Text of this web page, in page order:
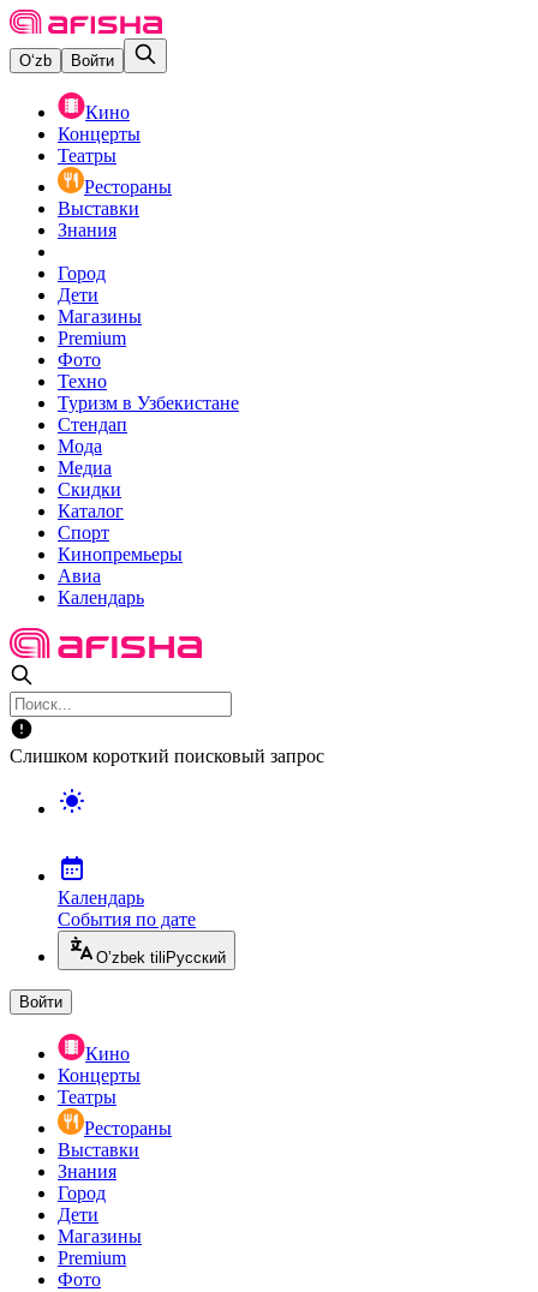
O‘zb Войти
Кино
Концерты
Театры
Рестораны
Выставки
Знания
Город
Дети
Магазины
Premium
Фото
Техно
Туризм в Узбекистане
Стендап
Мода
Медиа
Скидки
Каталог
Спорт
Кинопремьеры
Авиа
Календарь
Слишком короткий поисковый запрос
Календарь
События по дате
O’zbek tili Русский
Войти
Кино
Концерты
Театры
Рестораны
Выставки
Знания
Город
Дети
Магазины
Premium
Фото